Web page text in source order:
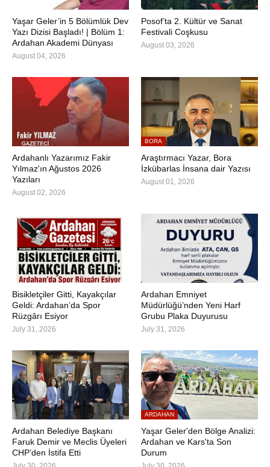
Yaşar Geler’in 5 Bölümlük Dev
Yazı Dizisi Başladı! | Bölüm 1:
Ardahan Akademi Dünyası
August 04, 2026
Posof’ta 2. Kültür ve Sanat
Festivali Coşkusu
August 03, 2026
Ardahanlı Yazarımız Fakir
Yılmaz'ın Ağustos 2026
Yazıları
August 02, 2026
BORA
Araştırmacı Yazar, Bora
İzkübarlas İnsana dair Yazısı
August 01, 2026
Bisikletçiler Gitti, Kayakçılar
Geldi: Ardahan’da Spor
Rüzgârı Esiyor
July 31, 2026
Ardahan Emniyet
Müdürlüğü’nden Yeni Harf
Grubu Plaka Duyurusu
July 31, 2026
Ardahan Belediye Başkanı
Faruk Demir ve Meclis Üyeleri
CHP’den İstifa Etti
ARDAHAN
Yaşar Geler'den Bölge Analizi:
Ardahan ve Kars'ta Son
Durum